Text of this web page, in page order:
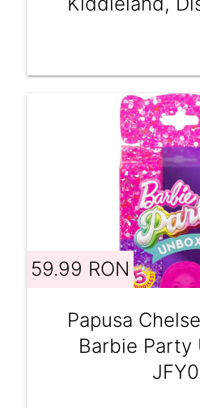
59.99 RON
Papusa
Barbie Party